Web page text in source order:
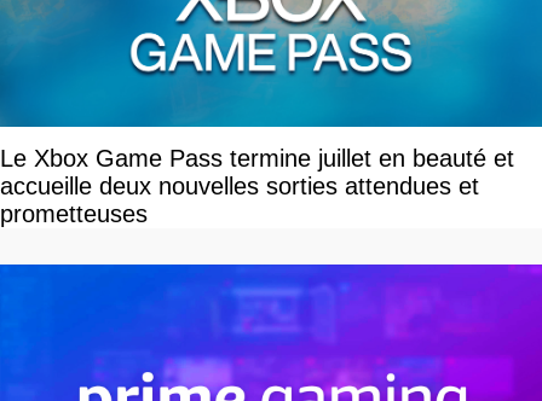
Le Xbox Game Pass termine juillet en beauté et
accueille deux nouvelles sorties attendues et
prometteuses